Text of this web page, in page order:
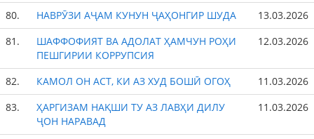
80. НАВРӮЗИ АҶАМ КУНУН ҶАҲОНГИР ШУДА
13.03.2026
81.
ШАФФОФИЯТ ВА АДОЛАТ ҲАМЧУН РОҲИ
ПЕШГИРИИ КОРРУПСИЯ
12.03.2026
82. КАМОЛ ОН АСТ, КИ АЗ ХУД БОШӢ ОГОҲ
11.03.2026
83.
ҲАРГИЗАМ НАҚШИ ТУ АЗ ЛАВҲИ ДИЛУ
ҶОН НАРАВАД
11.03.2026